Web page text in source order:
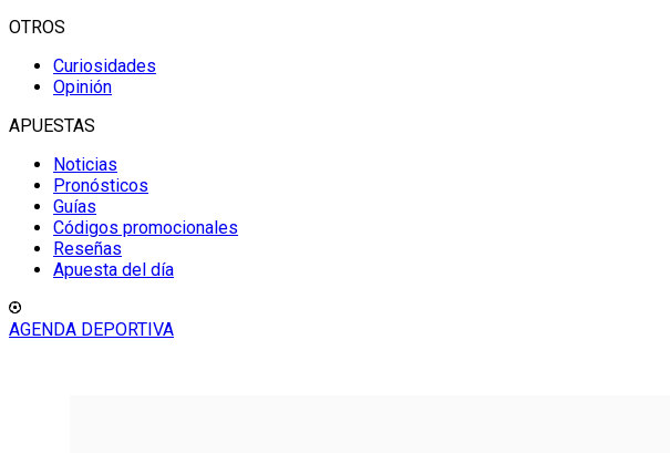
OTROS
Curiosidades
Opinión
APUESTAS
Noticias
Pronósticos
Guías
Códigos promocionales
Reseñas
Apuesta del día
AGENDA DEPORTIVA